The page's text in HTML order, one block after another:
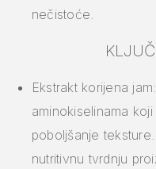
nečistoće.
Ekstrakt korijena
aminokiselinama
poboljšanje
nutritivnu tvrdnju